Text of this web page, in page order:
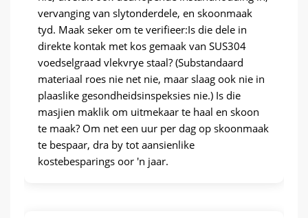
vervanging van slytonderdele, en skoonmaak
tyd. Maak seker om te verifieer:Is die dele in
direkte kontak met kos gemaak van SUS304
voedselgraad vlekvrye staal? (Substandaard
materiaal roes nie net nie, maar slaag ook nie in
plaaslike gesondheidsinspeksies nie.) Is die
masjien maklik om uitmekaar te haal en skoon
te maak? Om net een uur per dag op skoonmaak
te bespaar, dra by tot aansienlike
kostebesparings oor 'n jaar.